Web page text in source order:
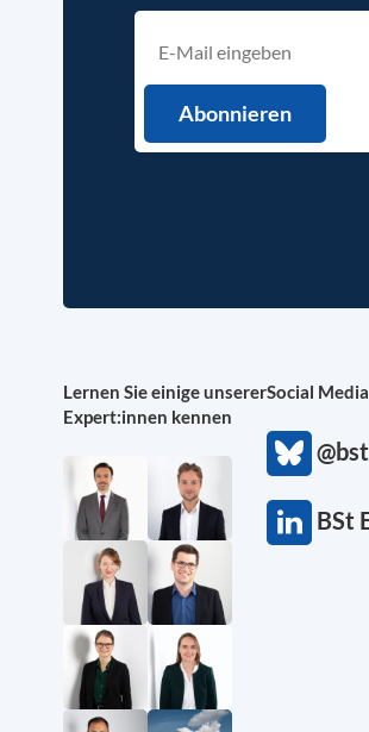
Lernen Sie einige unserer
Expert:innen kennen
Social Media
BSt